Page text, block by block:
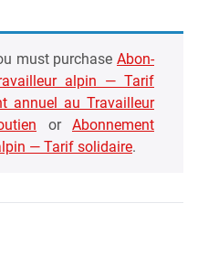
must pur­chase Abon­
alpin — Tarif
annuel au Tra­vailleur
or Abon­ne­ment
— Tarif soli­daire.